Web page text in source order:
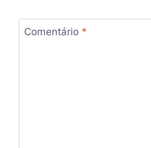
Comentário *